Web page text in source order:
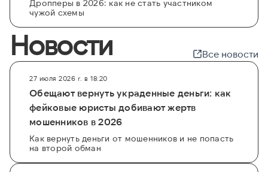
Дропперы в 2026: как не стать участником
чужой схемы
Новости Все новости
27 июля 2026 г. в 18:20
Обещают вернуть украденные деньги: как
фейковые юристы добивают жертв
мошенников в 2026
Как вернуть деньги от мошенников и не попасть
на второй обман